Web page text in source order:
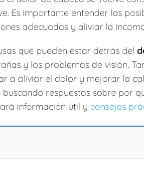
Es importante entender las
adecuadas y aliviar la
que pueden estar detrás del
y los problemas de visión.
a aliviar el dolor y mejorar la
buscando respuestas sobre por
información útil y consejos